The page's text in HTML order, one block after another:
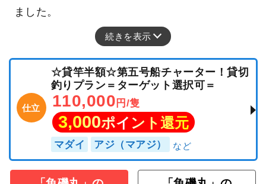
ました。
続きを表示
仕立
☆貸竿半額☆第五号船チャーター！貸切
釣りプラン＝ターゲット選択可＝
110,000 円/隻
3,000ポイント還元
マダイ アジ（マアジ）